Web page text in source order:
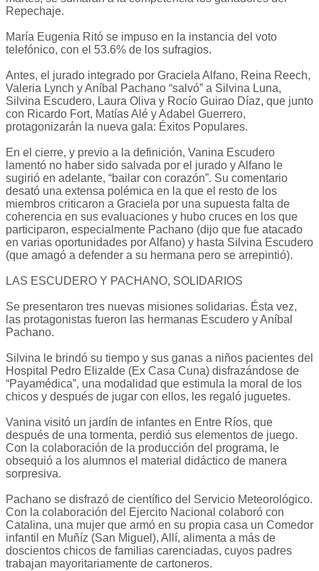
Repechaje.
María Eugenia Ritó se impuso en la instancia del voto
telefónico, con el 53.6% de los sufragios.
Antes, el jurado integrado por Graciela Alfano, Reina Reech,
Valeria Lynch y Aníbal Pachano “salvó” a Silvina Luna,
Silvina Escudero, Laura Oliva y Rocío Guirao Díaz, que junto
con Ricardo Fort, Matías Alé y Adabel Guerrero,
protagonizarán la nueva gala: Éxitos Populares.
En el cierre, y previo a la definición, Vanina Escudero
lamentó no haber sido salvada por el jurado y Alfano le
sugirió en adelante, “bailar con corazón”. Su comentario
desató una extensa polémica en la que el resto de los
miembros criticaron a Graciela por una supuesta falta de
coherencia en sus evaluaciones y hubo cruces en los que
participaron, especialmente Pachano (dijo que fue atacado
en varias oportunidades por Alfano) y hasta Silvina Escudero
(que amagó a defender a su hermana pero se arrepintió).
LAS ESCUDERO Y PACHANO, SOLIDARIOS
Se presentaron tres nuevas misiones solidarias. Ésta vez,
las protagonistas fueron las hermanas Escudero y Aníbal
Pachano.
Silvina le brindó su tiempo y sus ganas a niños pacientes del
Hospital Pedro Elizalde (Ex Casa Cuna) disfrazándose de
“Payamédica”, una modalidad que estimula la moral de los
chicos y después de jugar con ellos, les regaló juguetes.
Vanina visitó un jardín de infantes en Entre Ríos, que
después de una tormenta, perdió sus elementos de juego.
Con la colaboración de la producción del programa, le
obsequió a los alumnos el material didáctico de manera
sorpresiva.
Pachano se disfrazó de científico del Servicio Meteorológico.
Con la colaboración del Ejercito Nacional colaboró con
Catalina, una mujer que armó en su propia casa un Comedor
infantil en Muñíz (San Miguel), Allí, alimenta a más de
doscientos chicos de familias carenciadas, cuyos padres
trabajan mayoritariamente de cartoneros.